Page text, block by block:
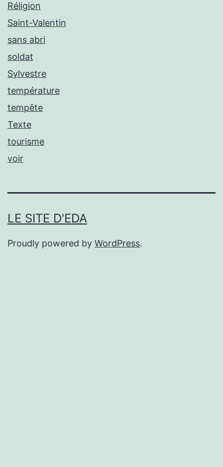
Réligion
Saint-Valentin
sans abri
soldat
Sylvestre
température
tempête
Texte
tourisme
voir
LE SITE D'EDA
Proudly powered by WordPress.